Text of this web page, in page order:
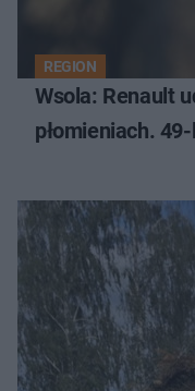
REGION
Wsola: Renault
płomieniach.